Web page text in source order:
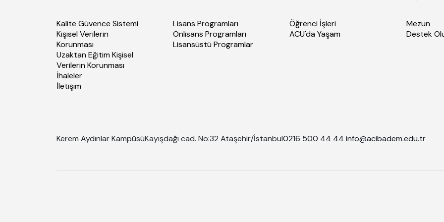
Kalite Güvence Sistemi
Kişisel Verilerin
Korunması
Uzaktan Eğitim Kişisel
Verilerin Korunması
İhaleler
İletişim
Lisans Programları
Önlisans Programları
Lisansüstü Programlar
Öğrenci İşleri
ACU'da Yaşam
Mezun
Destek
Kerem Aydınlar KampüsüKayışdağı cad. No:32 Ataşehir/İstanbul0216 500 44 44 info@acibadem.edu.tr